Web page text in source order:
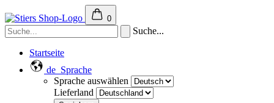
0
Suche...
Startseite
de Sprache
Sprache auswählen
Lieferland